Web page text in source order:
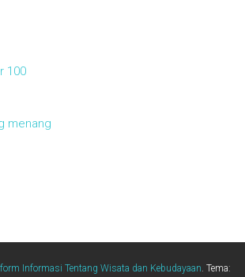
100
menang
Informasi Tentang Wisata dan Kebudayaan . Tema: